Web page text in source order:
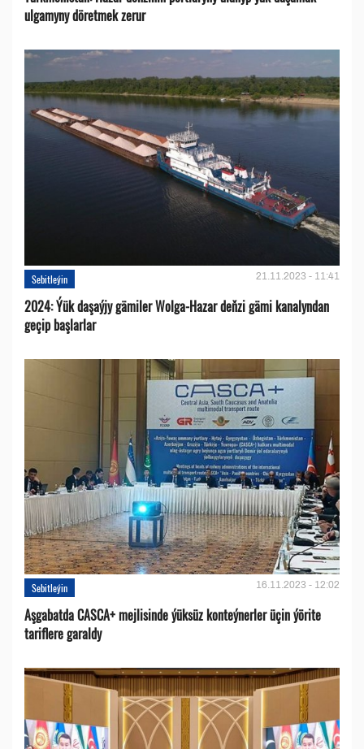
ulgamyny döretmek zerur
Sebitleýin 21.11.2023 - 11:41
2024: Ýük daşaýjy gämiler Wolga-Hazar deňzi gämi kanalyndan
geçip başlarlar
Sebitleýin 16.11.2023 - 12:02
Aşgabatda CASCA+ mejlisinde ýüksüz konteýnerler üçin ýörite
tariflere garaldy